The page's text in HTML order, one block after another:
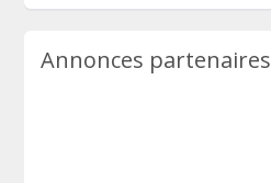
Annonces partenaires